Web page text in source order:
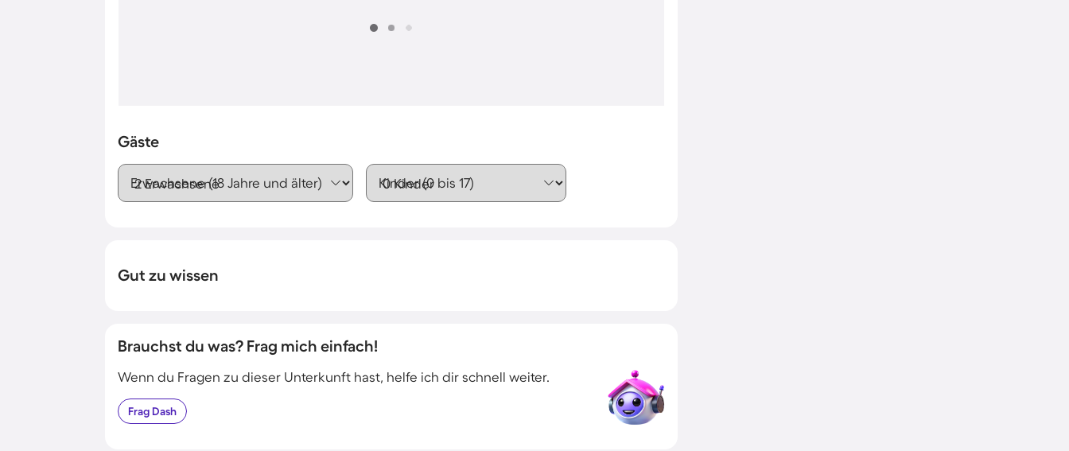
Gäste
Erwachsene (18 Jahre und älter) Kinder (0 bis 17)
Gut zu wissen
Brauchst du was? Frag mich einfach!
Wenn du Fragen zu dieser Unterkunft hast, helfe ich dir schnell weiter.
FragDash